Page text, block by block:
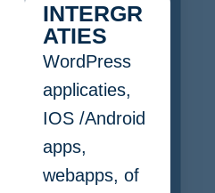
INTERGR
ATIES
WordPress
applicaties,
IOS /Android
apps,
webapps, of